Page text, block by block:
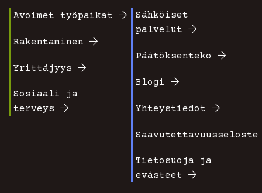
valikko
1
Avoimet työpaikat
Rakentaminen
Yrittäjyys
Sosiaali ja
terveys
Footer
2
Sähköiset
palvelut
Päätöksenteko
Blogi
Yhteystiedot
Saavutettavuusseloste
Tietosuoja ja
evästeet